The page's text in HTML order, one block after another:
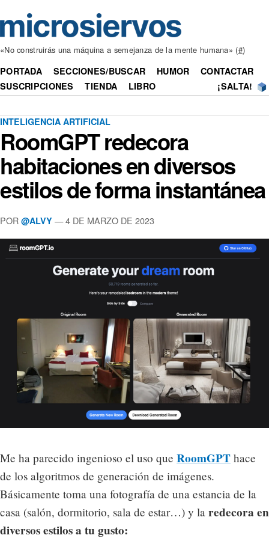
«No construirás una máquina a semejanza de la mente humana» (#)
PORTADA SECCIONES/BUSCAR HUMOR
CONTACTAR
SUSCRIPCIONES
TIENDA LIBRO ¡SALTA!
INTELIGENCIA ARTIFICIAL
RoomGPT redecora
habitaciones en diversos
estilos de forma instantánea
POR @ALVY — 4 DE MARZO DE 2023
Me ha parecido ingenioso el uso que RoomGPT hace
de los algoritmos de generación de imágenes.
Básicamente toma una fotografía de una estancia de la
casa (salón, dormitorio, sala de estar…) y la redecora en
diversos estilos a tu gusto: